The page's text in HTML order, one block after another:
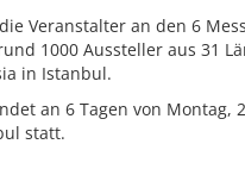
Veranstalter an den 6
1000 Aussteller aus 31
in Istanbul.
an 6 Tagen von Montag,
statt.